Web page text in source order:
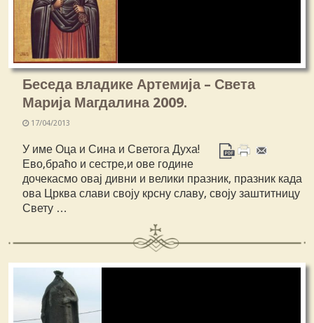
Беседа владике Артемија – Света
Марија Магдалина 2009.
17/04/2013
У име Оца и Сина и Светога Духа!
Ево,браћо и сестре,и ове године
дочекасмо овај дивни и велики празник, празник када
ова Црква слави своју крсну славу, своју заштитницу
Свету …